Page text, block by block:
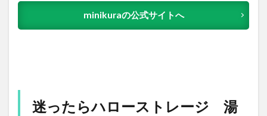
minikuraの公式サイトへ
迷ったらハローストレージ 湯